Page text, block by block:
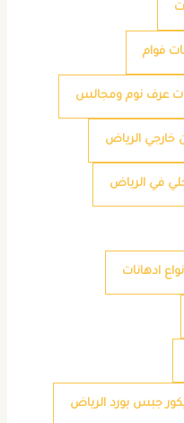
فوام
عرف نوم ومجالس
الرياض
في الرياض
ادهانات
جبس بورد الرياض